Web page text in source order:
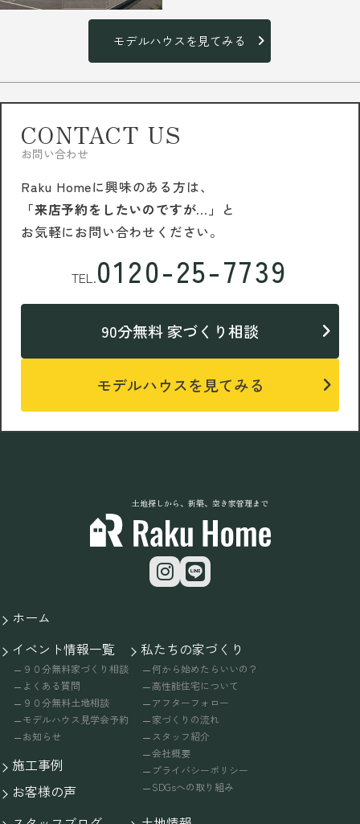
モデルハウスを見てみる
CONTACT US
お問い合わせ
Raku Homeに興味のある方は、
「来店予約をしたいのですが…」 と
お気軽にお問い合わせください。
TEL.0120-25-7739
90分無料 家づくり相談
モデルハウスを見てみる
土地探しから、新築、空き家管理まで
ホーム
イベント情報一覧
９０分無料家づくり相談
よくある質問
９０分無料土地相談
モデルハウス見学会予約
お知らせ
施工事例
お客様の声
私たちの家づくり
何から始めたらいいの？
高性能住宅について
アフターフォロー
家づくりの流れ
スタッフ紹介
会社概要
プライバシーポリシー
SDGsへの取り組み